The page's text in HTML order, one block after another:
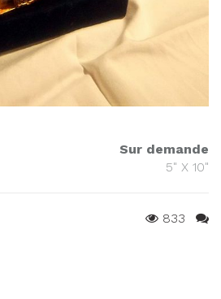
Sur demande
5" X 10"
833